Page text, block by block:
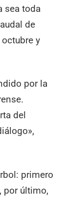
sea toda
de
y
por la
del
primero
por último,